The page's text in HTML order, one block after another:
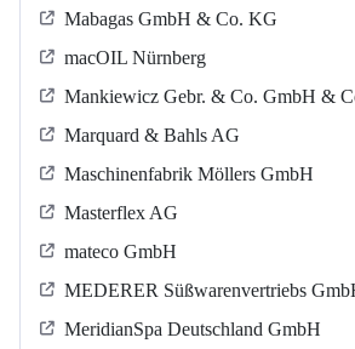
Mabagas GmbH & Co. KG
macOIL Nürnberg
Mankiewicz Gebr. & Co. GmbH &
Marquard & Bahls AG
Maschinenfabrik Möllers GmbH
Masterflex AG
mateco GmbH
MEDERER Süßwarenvertriebs
MeridianSpa Deutschland GmbH